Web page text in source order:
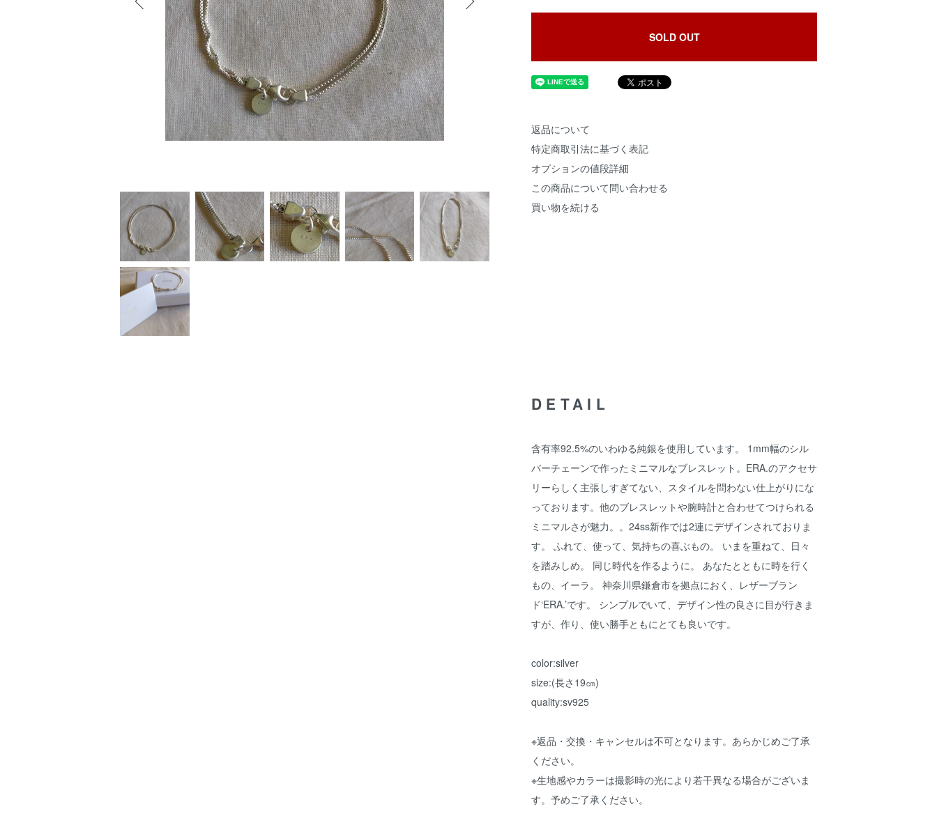
SOLD OUT
返品について
特定商取引法に基づく表記
オプションの値段詳細
この商品について問い合わせる
買い物を続ける
DETAIL
含有率92.5%のいわゆる純銀を使用しています。 1mm幅のシル
バーチェーンで作ったミニマルなブレスレット。ERA.のアクセサ
リーらしく主張しすぎてない、スタイルを問わない仕上がりにな
っております。他のブレスレットや腕時計と合わせてつけられる
ミニマルさが魅力。。24ss新作では2連にデザインされておりま
す。 ふれて、使って、気持ちの喜ぶもの。 いまを重ねて、日々
を踏みしめ。 同じ時代を作るように。 あなたとともに時を行く
もの、イーラ。 神奈川県鎌倉市を拠点におく、レザーブラン
ド‘ERA.’です。 シンプルでいて、デザイン性の良さに目が行きま
すが、作り、使い勝手ともにとても良いです。
color:silver
size:(長さ19㎝)
quality:sv925
※返品・交換・キャンセルは不可となります。あらかじめご了承
ください。
※生地感やカラーは撮影時の光により若干異なる場合がございま
す。予めご了承ください。